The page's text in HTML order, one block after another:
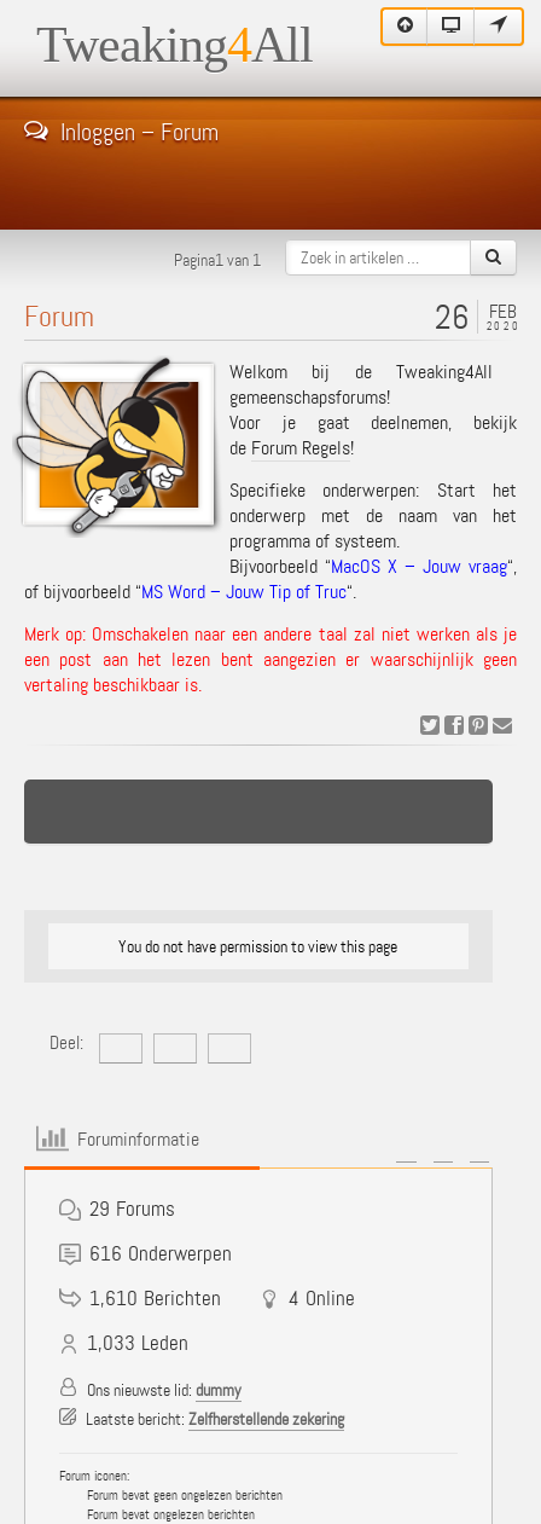
Tweaking4All
Inloggen – Forum
Pagina1 van 1
FEB
2020
26
Forum
Welkom bij de Tweaking4All
gemeenschapsforums!
Voor je gaat deelnemen, bekijk
de Forum Regels!
Specifieke onderwerpen: Start het
onderwerp met de naam van het
programma of systeem.
Bijvoorbeeld “MacOS X – Jouw vraag“,
of bijvoorbeeld “MS Word – Jouw Tip of Truc“.
Merk op: Omschakelen naar een andere taal zal niet werken als je
een post aan het lezen bent aangezien er waarschijnlijk geen
vertaling beschikbaar is.
You do not have permission to view this page
Deel:
Foruminformatie
29 Forums
616 Onderwerpen
1,610 Berichten 4 Online
1,033 Leden
Ons nieuwste lid: dummy
Laatste bericht: Zelfherstellende zekering
Forum iconen:
Forum bevat geen ongelezen berichten
Forum bevat ongelezen berichten